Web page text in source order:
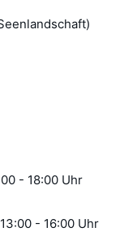
- 18:00 Uhr
- 16:00 Uhr